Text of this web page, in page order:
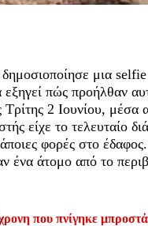
μια selfie
πώς προήλθαν
2 Ιουνίου,
είχε το τελευταίο
φορές στο
ένα άτομο από το
που πνίγηκε μπροστά